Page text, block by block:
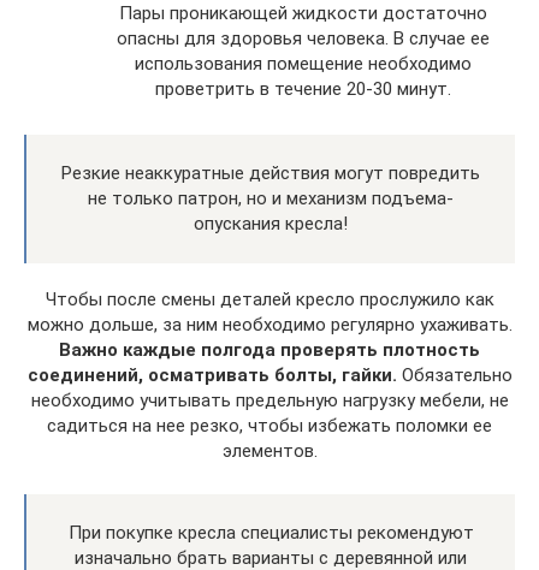
Пары проникающей жидкости достаточно
опасны для здоровья человека. В случае ее
использования помещение необходимо
проветрить в течение 20-30 минут.
Резкие неаккуратные действия могут повредить
не только патрон, но и механизм подъема-
опускания кресла!
Чтобы после смены деталей кресло прослужило как
можно дольше, за ним необходимо регулярно ухаживать.
Важно каждые полгода проверять плотность
соединений, осматривать болты, гайки. Обязательно
необходимо учитывать предельную нагрузку мебели, не
садиться на нее резко, чтобы избежать поломки ее
элементов.
При покупке кресла специалисты рекомендуют
изначально брать варианты с деревянной или